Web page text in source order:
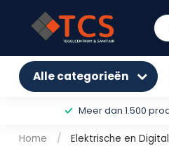
Alle categorieën
Meer dan 1.500
Home / Elektrische en